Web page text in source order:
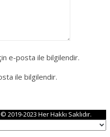
e-posta ile bilgilendir.
ile bilgilendir.
2019-2023 Her Hakkı Saklıdır.